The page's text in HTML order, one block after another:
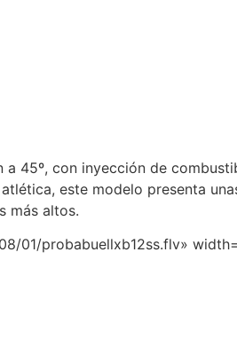
45º, con inyección de
este modelo presenta
más altos.
01/probabuellxb12ss.flv»